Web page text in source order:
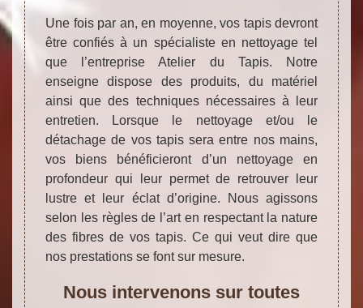
Une fois par an, en moyenne, vos tapis devront
être confiés à un spécialiste en nettoyage tel
que l’entreprise Atelier du Tapis. Notre
enseigne dispose des produits, du matériel
ainsi que des techniques nécessaires à leur
entretien. Lorsque le nettoyage et/ou le
détachage de vos tapis sera entre nos mains,
vos biens bénéficieront d’un nettoyage en
profondeur qui leur permet de retrouver leur
lustre et leur éclat d’origine. Nous agissons
selon les règles de l’art en respectant la nature
des fibres de vos tapis. Ce qui veut dire que
nos prestations se font sur mesure.
Nous intervenons sur toutes